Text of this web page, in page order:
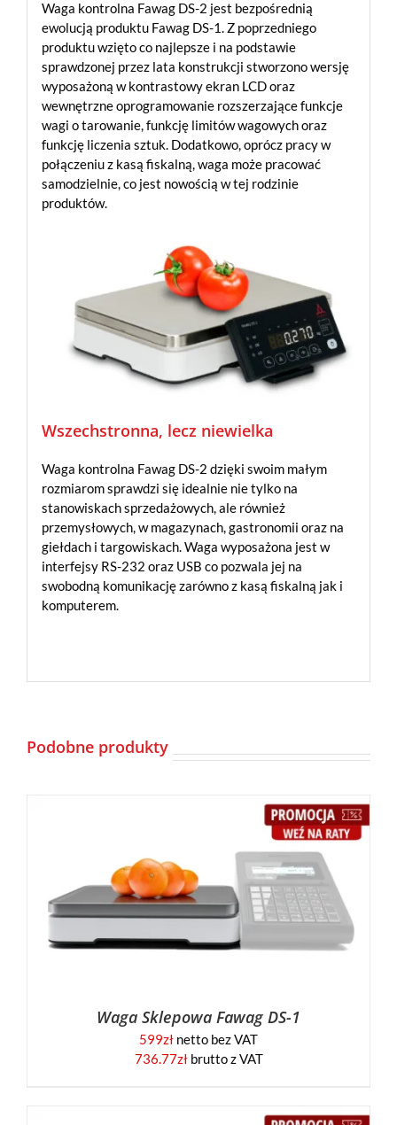
Waga kontrolna Fawag DS-2 jest bezpośrednią
ewolucją produktu Fawag DS-1. Z poprzedniego
produktu wzięto co najlepsze i na podstawie
sprawdzonej przez lata konstrukcji stworzono wersję
wyposażoną w kontrastowy ekran LCD oraz
wewnętrzne oprogramowanie rozszerzające funkcje
wagi o tarowanie, funkcję limitów wagowych oraz
funkcję liczenia sztuk. Dodatkowo, oprócz pracy w
połączeniu z kasą fiskalną, waga może pracować
samodzielnie, co jest nowością w tej rodzinie
produktów.
Wszechstronna, lecz niewielka
Waga kontrolna Fawag DS-2 dzięki swoim małym
rozmiarom sprawdzi się idealnie nie tylko na
stanowiskach sprzedażowych, ale również
przemysłowych, w magazynach, gastronomii oraz na
giełdach i targowiskach. Waga wyposażona jest w
interfejsy RS-232 oraz USB co pozwala jej na
swobodną komunikację zarówno z kasą fiskalną jak i
komputerem.
Podobne produkty
Waga Sklepowa Fawag DS-1
599zł netto bez VAT
736.77złbrutto z VAT